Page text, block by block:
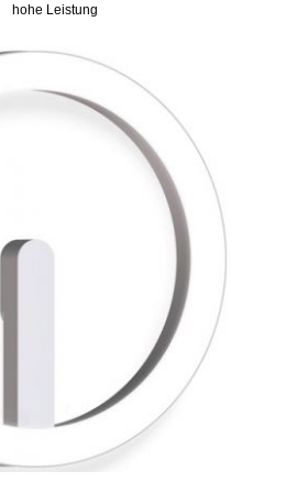
hohe Leistung